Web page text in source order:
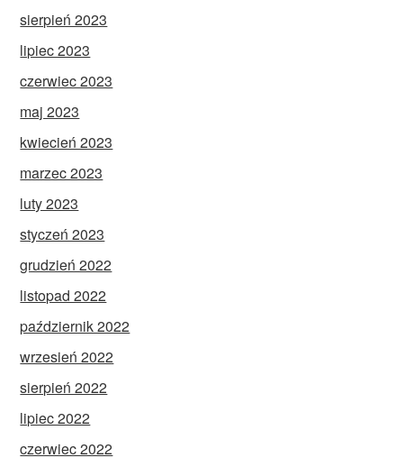
sierpień 2023
lipiec 2023
czerwiec 2023
maj 2023
kwiecień 2023
marzec 2023
luty 2023
styczeń 2023
grudzień 2022
listopad 2022
październik 2022
wrzesień 2022
sierpień 2022
lipiec 2022
czerwiec 2022